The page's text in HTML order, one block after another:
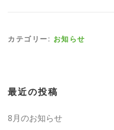
カテゴリー: お知らせ
最近の投稿
8月のお知らせ